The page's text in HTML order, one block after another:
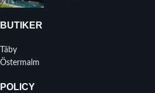
BUTIKER
Täby
Östermalm
POLICY